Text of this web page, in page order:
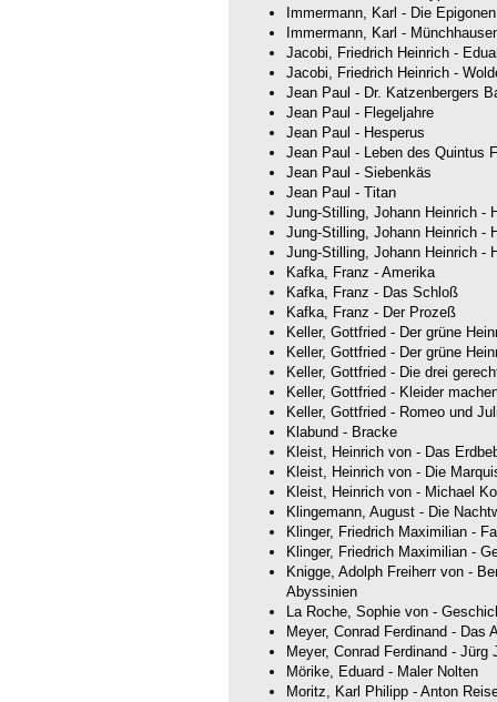
Immermann, Karl - Die Epigonen
Immermann, Karl -
Jacobi, Friedrich Heinrich -
Jacobi, Friedrich Heinrich -
Jean Paul - Dr. Katzenbergers
Jean Paul - Flegeljahre
Jean Paul - Hesperus
Jean Paul - Leben des Quintus
Jean Paul - Siebenkäs
Jean Paul - Titan
Jung-Stilling, Johann Heinrich -
Jung-Stilling, Johann Heinrich -
Jung-Stilling, Johann Heinrich -
Kafka, Franz - Amerika
Kafka, Franz - Das Schloß
Kafka, Franz - Der Prozeß
Keller, Gottfried - Der grüne
Keller, Gottfried - Der grüne
Keller, Gottfried - Die drei
Keller, Gottfried - Kleider
Keller, Gottfried - Romeo und
Klabund - Bracke
Kleist, Heinrich von - Das
Kleist, Heinrich von - Die
Kleist, Heinrich von - Michael
Klingemann, August - Die
Klinger, Friedrich Maximilian -
Klinger, Friedrich Maximilian -
Knigge, Adolph Freiherr von -
Abyssinien
La Roche, Sophie von -
Meyer, Conrad Ferdinand - Das
Meyer, Conrad Ferdinand - Jürg
Mörike, Eduard - Maler Nolten
Moritz, Karl Philipp - Anton